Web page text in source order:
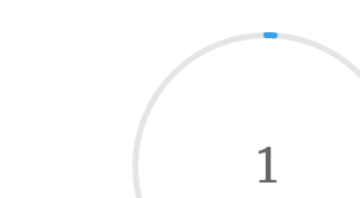
1